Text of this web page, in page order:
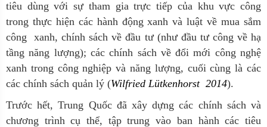
tiêu dùng với sự tham gia trực tiếp của khu vực công
trong thực hiện các hành động xanh và luật về mua sắm
công xanh, chính sách về đầu tư (như đầu tư công về hạ
tầng năng lượng); các chính sách về đổi mới công nghệ
xanh trong công nghiệp và năng lượng, cuối cùng là các
các chính sách quản lý (Wilfried Lütkenhorst 2014).
Trước hết, Trung Quốc đã xây dựng các chính sách và
chương trình cụ thể, tập trung vào ban hành các tiêu